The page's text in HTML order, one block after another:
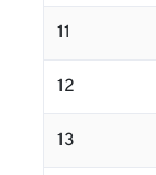
11
12
13